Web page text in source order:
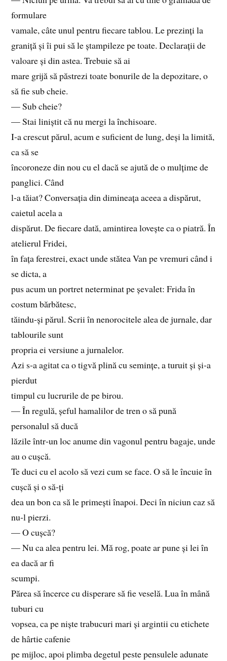
formulare
vamale, câte unul pentru fiecare tablou. Le prezinți la
graniță și îi pui să le ștampileze pe toate. Declarații de
valoare și din astea. Trebuie să ai
mare grijă să păstrezi toate bonurile de la depozitare, o
să fie sub cheie.
— Sub cheie?
— Stai liniștit că nu mergi la închisoare.
I‑a crescut părul, acum e suficient de lung, deși la limită,
ca să se
încoroneze din nou cu el dacă se ajută de o mulțime de
panglici. Când
l‑a tăiat? Conversația din dimineața aceea a dispărut,
caietul acela a
dispărut. De fiecare dată, amintirea lovește ca o piatră. În
atelierul Fridei,
în fața ferestrei, exact unde stătea Van pe vremuri când i
se dicta, a
pus acum un portret neterminat pe șevalet: Frida în
costum bărbătesc,
tăindu‑și părul. Scrii în nenorocitele alea de jurnale, dar
tablourile sunt
propria ei versiune a jurnalelor.
Azi s‑a agitat ca o tigvă plină cu semințe, a turuit și și‑a
pierdut
timpul cu lucrurile de pe birou.
— În regulă, șeful hamalilor de tren o să pună
personalul să ducă
lăzile într‑un loc anume din vagonul pentru bagaje, unde
au o cușcă.
Te duci cu el acolo să vezi cum se face. O să le încuie în
cușcă și o să‑ți
dea un bon ca să le primești înapoi. Deci în niciun caz să
nu‑l pierzi.
— O cușcă?
— Nu ca alea pentru lei. Mă rog, poate ar pune și lei în
ea dacă ar fi
scumpi.
Părea să încerce cu disperare să fie veselă. Lua în mână
tuburi cu
vopsea, ca pe niște trabucuri mari și argintii cu etichete
de hârtie cafenie
pe mijloc, apoi plimba degetul peste pensulele adunate